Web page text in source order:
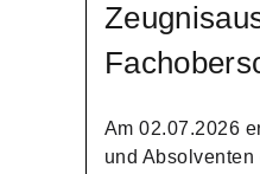
Am 02.07.2026
und